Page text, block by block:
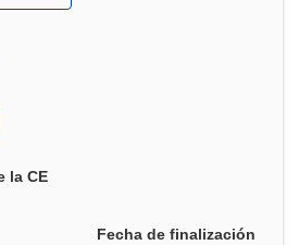
la CE
Fecha de finalización